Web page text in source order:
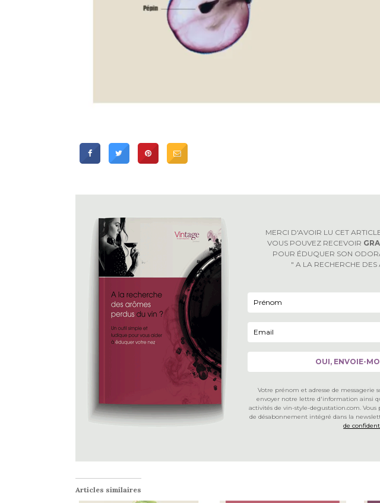
MERCI D'AVOIR LU CET
VOUS POUVEZ RECEVOIR
POUR ÉDUQUER SON
" A LA RECHERCHE
Votre prénom et adresse de
envoyer notre lettre d'information ainsi
activités de vin-style-degustation.com.
de désabonnement intégré dans la
de
Articles similaires